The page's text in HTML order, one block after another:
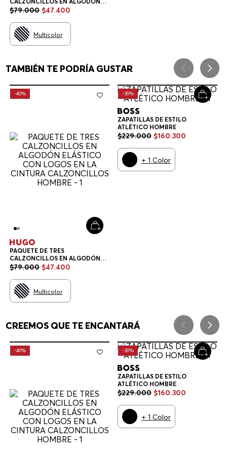
ELÁSTICO CON LOGOS EN LA
HOMBRE
$79.000 $47.400
Multicolor
TAMBIÉN TE PODRÍA GUSTAR
-40%
PAQUETE DE TRES
CALZONCILLOS EN ALGODÓN
ELÁSTICO CON LOGOS EN LA
HOMBRE
$79.000 $47.400
Multicolor
-30%
ZAPATILLAS DE ESTILO
ATLÉTICO HOMBRE
$229.000 $160.300
+ 1 Color
CREEMOS QUE TE ENCANTARÁ
-40% -30%
ZAPATILLAS DE ESTILO
ATLÉTICO HOMBRE
$229.000 $160.300
+ 1 Color